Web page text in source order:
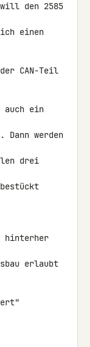
will den 2585
einen
CAN-Teil
auch ein
werden
drei
bestückt
hinterher
erlaubt